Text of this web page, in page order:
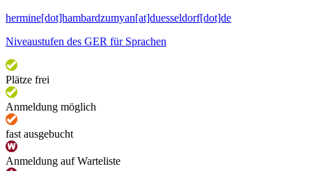
hermine[dot]hambardzumyan[at]duesseldorf[dot]de
Niveaustufen des GER für Sprachen
Plätze frei
Anmeldung möglich
fast ausgebucht
Anmeldung auf Warteliste